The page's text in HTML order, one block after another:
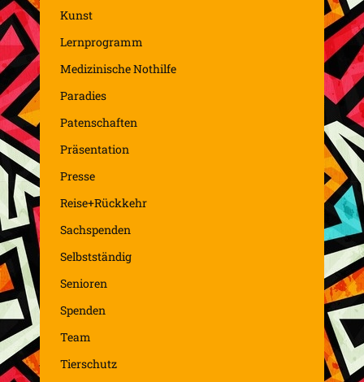
Kunst
Lernprogramm
Medizinische Nothilfe
Paradies
Patenschaften
Präsentation
Presse
Reise+Rückkehr
Sachspenden
Selbstständig
Senioren
Spenden
Team
Tierschutz